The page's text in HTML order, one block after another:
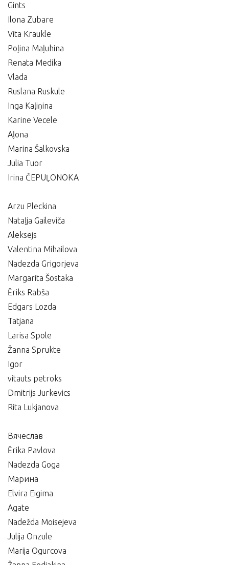
Gints
Ilona Zubare
Vita Kraukle
Poļina Maļuhina
Renata Medika
Vlada
Ruslana Ruskule
Inga Kaļiņina
Karine Vecele
Aļona
Marina Šalkovska
Julia Tuor
Irina ČEPUĻONOKA
Arzu Pleckina
Nataļja Gaileviča
Aleksejs
Valentina Mihailova
Nadezda Grigorjeva
Margarita Šostaka
Ēriks Rabša
Edgars Lozda
Tatjana
Larisa Spole
Žanna Sprukte
Igor
vitauts petroks
Dmitrijs Jurkevics
Rita Lukjanova
Вячеслав
Ērika Pavlova
Nadezda Goga
Марина
Elvira Eigima
Agate
Nadežda Moisejeva
Julija Onzule
Marija Ogurcova